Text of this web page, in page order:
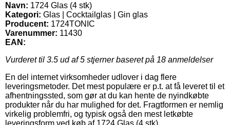
Navn: 1724 Glas (4 stk)
Kategori: Glas | Cocktailglas | Gin glas
Producent: 1724TONIC
Varenummer: 11430
EAN:
Vurderet til 3.5 ud af 5 stjerner baseret på 18 anmeldelser
En del internet virksomheder udlover i dag flere
leveringsmetoder. Det mest populære er p.t. at få leveret til et
afhentningssted, som gør at du kan hente de nyindkøbte
produkter når du har mulighed for det. Fragtformen er nemlig
virkelig problemfri, og typisk også den mest letkøbte
leveringsform ved køb af 1724 Glas (4 stk).